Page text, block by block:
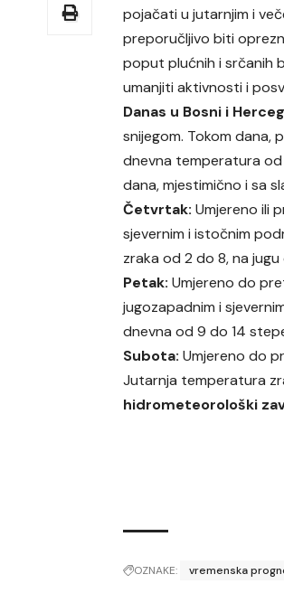
pojačati u jutarnjim i
preporučljivo biti
poput plućnih i srčanih
umanjiti aktivnosti i
Danas u Bosni i
snijegom. Tokom dana,
dnevna temperatura od
dana, mjestimično i sa
Četvrtak: Umjereno ili
sjevernim i istočnim
zraka od 2 do 8, na
Petak: Umjereno do
jugozapadnim i
dnevna od 9 do 14
Subota: Umjereno do
Jutarnja temperatura
hidrometeorološki
OZNAKE: vremenska